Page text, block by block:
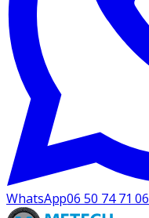
WhatsApp06 50 74 71 06